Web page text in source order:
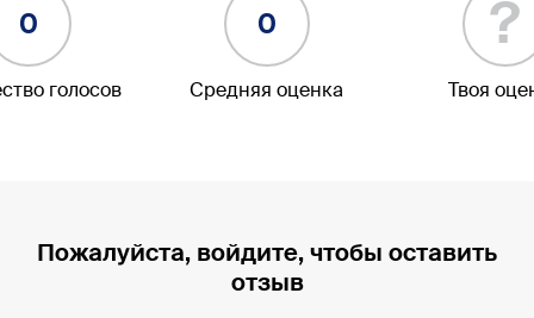
0
голосов
0
Средняя оценка
?
Твоя
Пожалуйста, войдите, чтобы оставить
отзыв